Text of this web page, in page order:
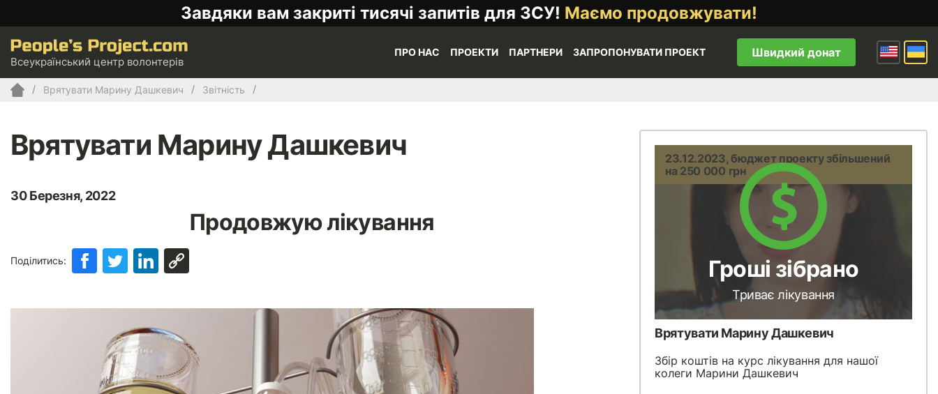
Завдяки вам закриті тисячі запитів для ЗСУ! Маємо продовжувати!
Всеукраїнський центр волонтерів
ПРО НАС ПРОЕКТИ ПАРТНЕРИ ЗАПРОПОНУВАТИ ПРОЕКТ Швидкий донат
Врятувати Марину Дашкевич Звітність
Врятувати Марину Дашкевич
30 Березня, 2022
Продовжую лікування
Поділитись:
23.12.2023, бюджет проекту збільшений
на 250 000 грн
Гроші зібрано
Триває лікування
Врятувати Марину Дашкевич
Збір коштів на курс лікування для нашої
колеги Марини Дашкевич